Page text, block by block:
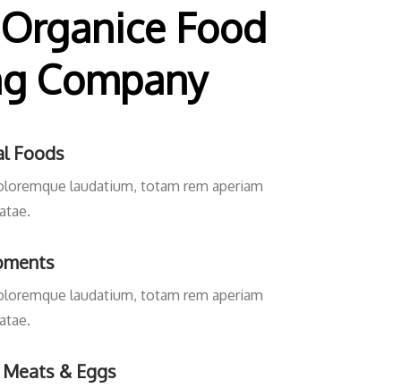
Food
Company
Foods
laudatium, totam rem aperiam
laudatium, totam rem aperiam
& Eggs